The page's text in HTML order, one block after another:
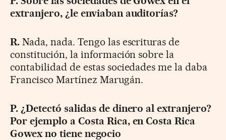
extranjero, ¿le enviaban auditorías?
R.Nada, nada. Tengo las escrituras de
constitución, la información sobre la
contabilidad de estas sociedades me la daba
Francisco Martínez Marugán.
P. ¿Detectó salidas de dinero al extranjero?
Por ejemplo a Costa Rica, en Costa Rica
Gowex no tiene negocio